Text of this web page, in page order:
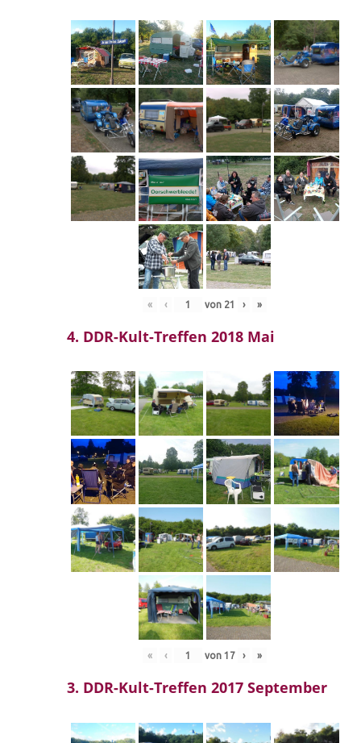
« ‹ von 21 › »
4. DDR-Kult-Treffen 2018 Mai
« ‹ von 17 › »
3. DDR-Kult-Treffen 2017 September